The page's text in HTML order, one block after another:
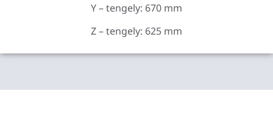
Y – tengely: 670 mm
Z – tengely: 625 mm